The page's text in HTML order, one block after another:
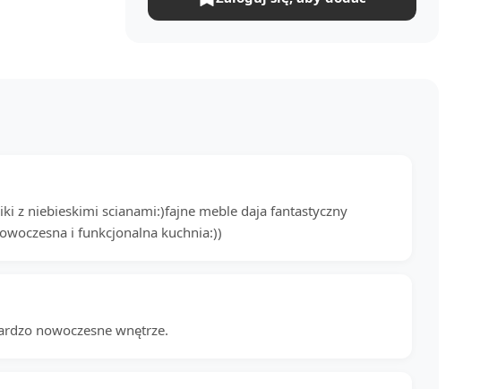
z niebieskimi scianami:)fajne meble daja fantastyczny
i funkcjonalna kuchnia:))
nowoczesne wnętrze.